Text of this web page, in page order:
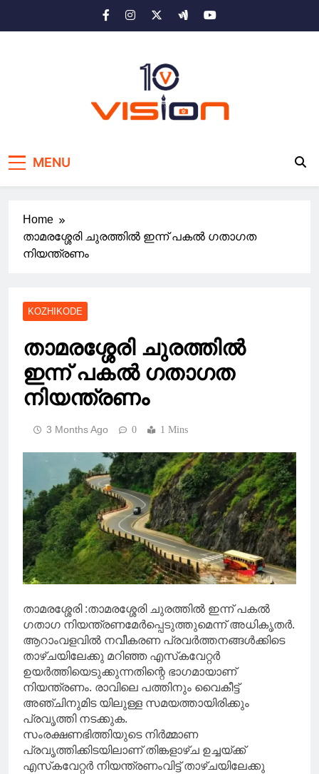
MENU
Home
താമരശ്ശേരി ചുരത്തില്‍ ഇന്ന് പകല്‍ ഗതാഗത
നിയന്ത്രണം
KOZHIKODE
താമരശ്ശേരി ചുരത്തില്‍
ഇന്ന് പകല്‍ ഗതാഗത
നിയന്ത്രണം
3 Months Ago 0 1 Mins
താമരശ്ശേരി :താമരശ്ശേരി ചുരത്തില്‍ ഇന്ന് പകല്‍
ഗതാഗ നിയന്ത്രണമേര്‍പ്പെടുത്തുമെന്ന് അധികൃതര്‍.
ആറാംവളവില്‍ നവീകരണ പ്രവര്‍ത്തനങ്ങള്‍ക്കിടെ
താഴ്ചയിലേക്കു മറിഞ്ഞ എസ്‌കവേറ്റര്‍
ഉയര്‍ത്തിയെടുക്കുന്നതിന്റെ ഭാഗമായാണ്
നിയന്ത്രണം. രാവിലെ പത്തിനും വൈകീട്ട്
അഞ്ചിനുമിട യിലുള്ള സമയത്തായിരിക്കും
പ്രവൃത്തി നടക്കുക.
സംരക്ഷണഭിത്തിയുടെ നിര്‍മ്മാണ
പ്രവൃത്തിക്കിടയിലാണ് തിങ്കളാഴ്ച ഉച്ചയ്ക്ക്
എസ്‌കവേറ്റര്‍ നിയന്ത്രണംവിട്ട് താഴ്ചയിലേക്കു